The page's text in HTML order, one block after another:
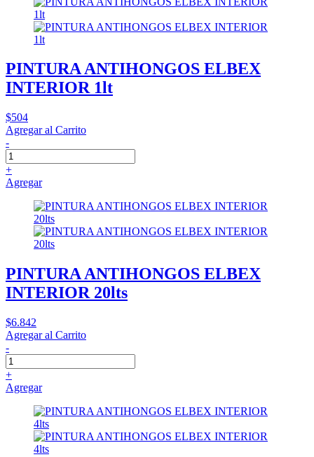
PINTURA ANTIHONGOS ELBEX
INTERIOR 1lt
$504
Agregar al Carrito
-
+
Agregar
PINTURA ANTIHONGOS ELBEX
INTERIOR 20lts
$6.842
Agregar al Carrito
-
+
Agregar